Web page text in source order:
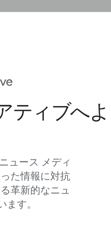
ティブへよ
ュース メディ
た情報に対抗
革新的なニュ
す。